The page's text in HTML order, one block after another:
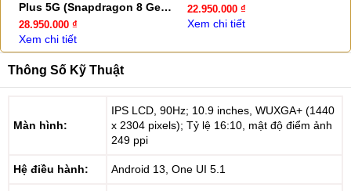
Plus 5G (Snapdragon 8 Gen
2 - 3.36GHz)
28.950.000 ₫
Xem chi tiết
22.950.000 ₫
Xem chi tiết
Thông Số Kỹ Thuật
Màn hình:
IPS LCD, 90Hz; 10.9 inches, WUXGA+ (1440
x 2304 pixels); Tỷ lệ 16:10, mật độ điểm ảnh
249 ppi
Hệ điều hành: Android 13, One UI 5.1